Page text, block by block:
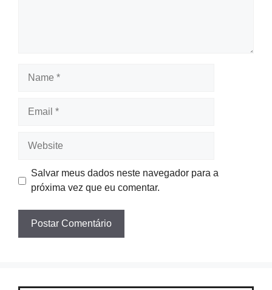
Salvar meus dados neste navegador para a
próxima vez que eu comentar.